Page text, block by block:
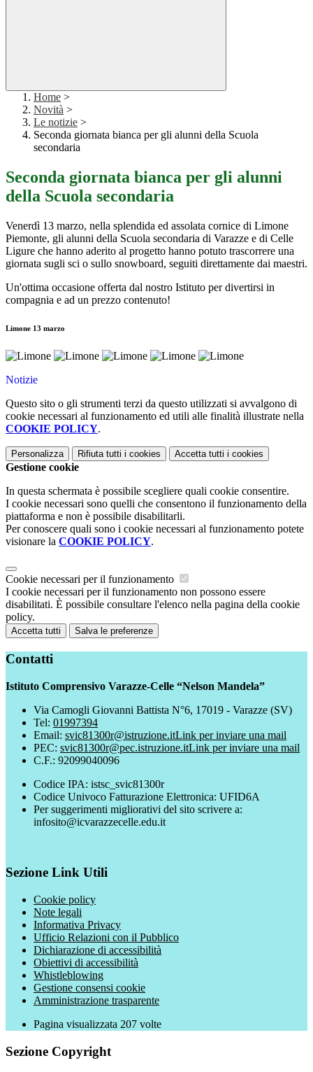
Home >
Novità >
Le notizie >
Seconda giornata bianca per gli alunni della Scuola
secondaria
Seconda giornata bianca per gli alunni
della Scuola secondaria
Venerdì 13 marzo, nella splendida ed assolata cornice di Limone
Piemonte, gli alunni della Scuola secondaria di Varazze e di Celle
Ligure che hanno aderito al progetto hanno potuto trascorrere una
giornata sugli sci o sullo snowboard, seguiti direttamente dai maestri.
Un'ottima occasione offerta dal nostro Istituto per divertirsi in
compagnia e ad un prezzo contenuto!
Limone 13 marzo
Notizie
Questo sito o gli strumenti terzi da questo utilizzati si avvalgono di
cookie necessari al funzionamento ed utili alle finalità illustrate nella
COOKIE POLICY.
Personalizza Rifiuta tutti i cookies Accetta tutti i cookies
Gestione cookie
In questa schermata è possibile scegliere quali cookie consentire.
I cookie necessari sono quelli che consentono il funzionamento della
piattaforma e non è possibile disabilitarli.
Per conoscere quali sono i cookie necessari al funzionamento potete
visionare la COOKIE POLICY.
Cookie necessari per il funzionamento
I cookie necessari per il funzionamento non possono essere
disabilitati. È possibile consultare l'elenco nella pagina della cookie
policy.
Accetta tutti Salva le preferenze
Contatti
Istituto Comprensivo Varazze-Celle “Nelson Mandela”
Via Camogli Giovanni Battista N°6, 17019 - Varazze (SV)
Tel: 01997394
Email: svic81300r@istruzione.itLink per inviare una mail
PEC: svic81300r@pec.istruzione.itLink per inviare una mail
C.F.: 92099040096
Codice IPA: istsc_svic81300r
Codice Univoco Fatturazione Elettronica: UFID6A
Per suggerimenti migliorativi del sito scrivere a:
infosito@icvarazzecelle.edu.it
Sezione Link Utili
Cookie policy
Note legali
Informativa Privacy
Ufficio Relazioni con il Pubblico
Dichiarazione di accessibilità
Obiettivi di accessibilità
Whistleblowing
Gestione consensi cookie
Amministrazione trasparente
Pagina visualizzata 207 volte
Sezione Copyright